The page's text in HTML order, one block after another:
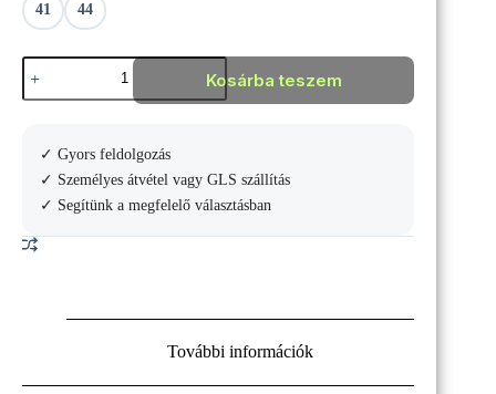
41 44
Joma
Point
clay
Kosárba teszem
✓ Gyors feldolgozás
✓ Személyes átvétel vagy GLS szállítás
✓ Segítünk a megfelelő választásban
További információk